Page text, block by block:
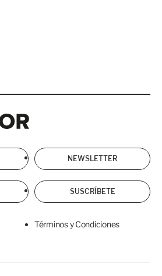
NEWSLETTER
SUSCRÍBETE
Términos y Condiciones